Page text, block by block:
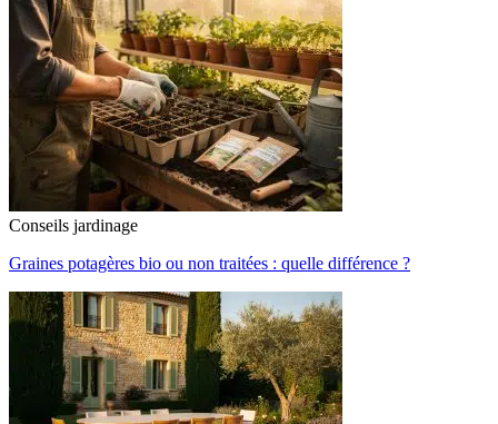
Conseils jardinage
Graines potagères bio ou non traitées : quelle différence ?